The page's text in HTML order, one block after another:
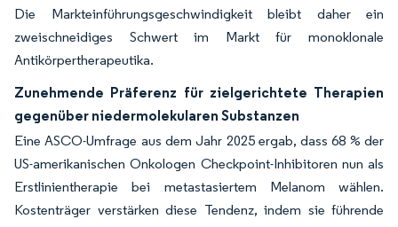
Die Markteinführungsgeschwindigkeit bleibt daher ein
zweischneidiges Schwert im Markt für monoklonale
Antikörpertherapeutika.
Zunehmende Präferenz für zielgerichtete Therapien
gegenüber niedermolekularen Substanzen
Eine ASCO-Umfrage aus dem Jahr 2025 ergab, dass 68 % der
US-amerikanischen Onkologen Checkpoint-Inhibitoren nun als
Erstlinientherapie bei metastasiertem Melanom wählen.
Kostenträger verstärken diese Tendenz, indem sie führende